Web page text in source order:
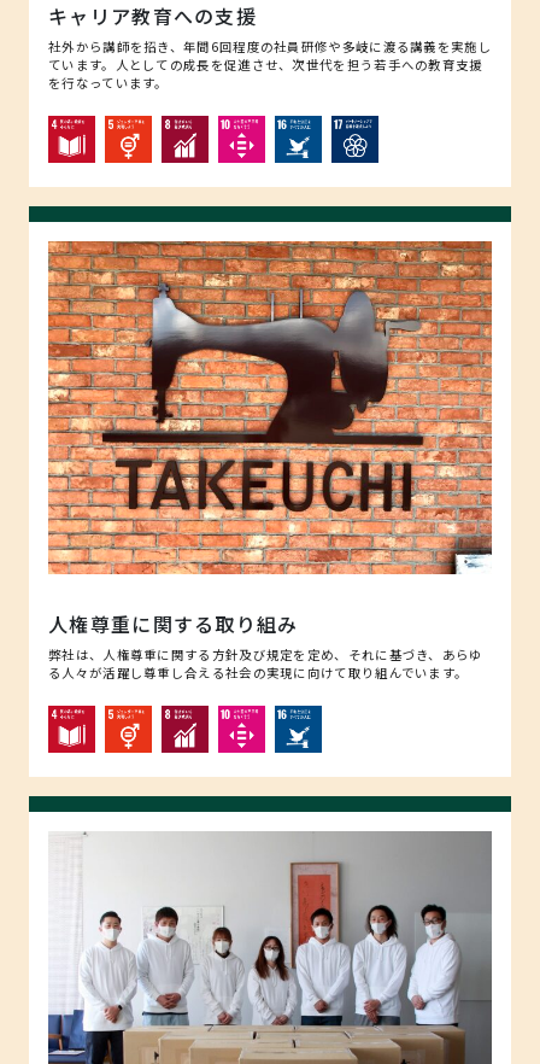
キャリア教育への支援
社外から講師を招き、年間6回程度の社員研修や多岐に渡る講義を実施し
ています。人としての成長を促進させ、次世代を担う若手への教育支援
を行なっています。
人権尊重に関する取り組み
弊社は、人権尊重に関する方針及び規定を定め、それに基づき、あらゆ
る人々が活躍し尊重し合える社会の実現に向けて取り組んでいます。